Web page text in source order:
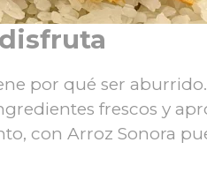
por qué ser
frescos y
con Arroz Sonora